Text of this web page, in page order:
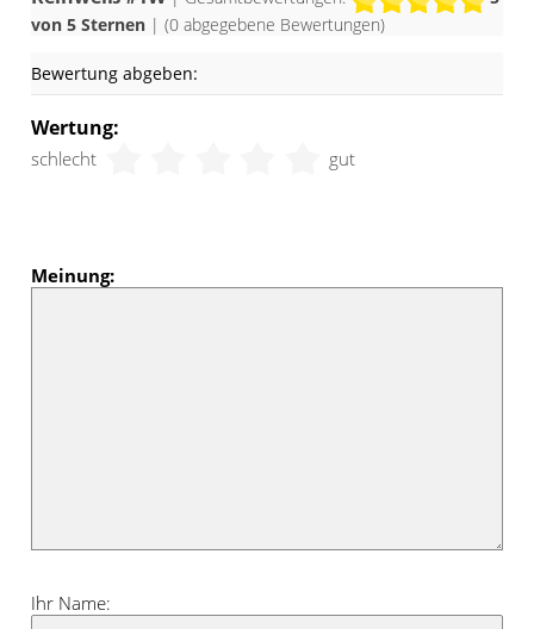
von 5 Sternen | (0 abgegebene Bewertungen)
Bewertung abgeben:
Wertung:
schlecht gut
Meinung:
Ihr Name: